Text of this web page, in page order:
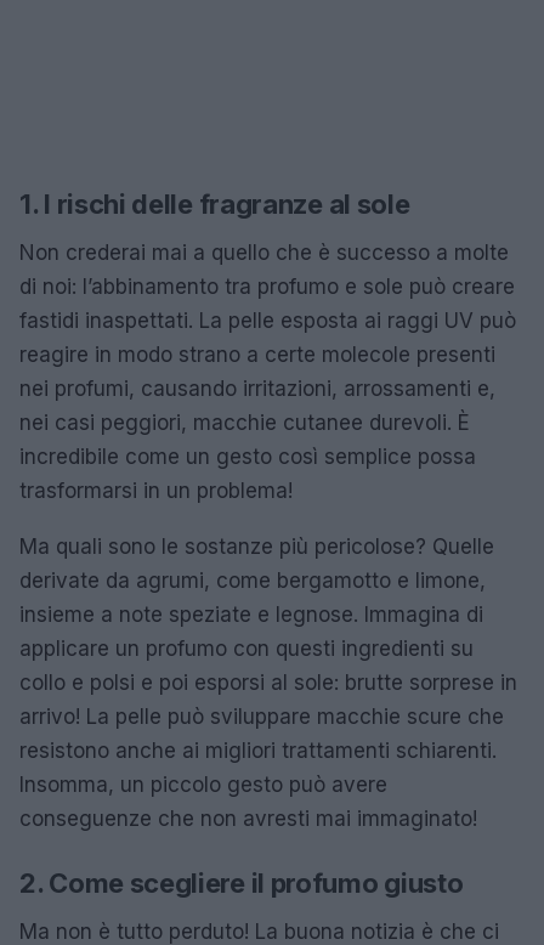
1. I rischi delle fragranze al sole
Non crederai mai a quello che è successo a molte
di noi: l’abbinamento tra profumo e sole può creare
fastidi inaspettati. La pelle esposta ai raggi UV può
reagire in modo strano a certe molecole presenti
nei profumi, causando irritazioni, arrossamenti e,
nei casi peggiori, macchie cutanee durevoli. È
incredibile come un gesto così semplice possa
trasformarsi in un problema!
Ma quali sono le sostanze più pericolose? Quelle
derivate da agrumi, come bergamotto e limone,
insieme a note speziate e legnose. Immagina di
applicare un profumo con questi ingredienti su
collo e polsi e poi esporsi al sole: brutte sorprese in
arrivo! La pelle può sviluppare macchie scure che
resistono anche ai migliori trattamenti schiarenti.
Insomma, un piccolo gesto può avere
conseguenze che non avresti mai immaginato!
2. Come scegliere il profumo giusto
Ma non è tutto perduto! La buona notizia è che ci